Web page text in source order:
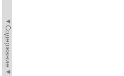
◄Содержание◄